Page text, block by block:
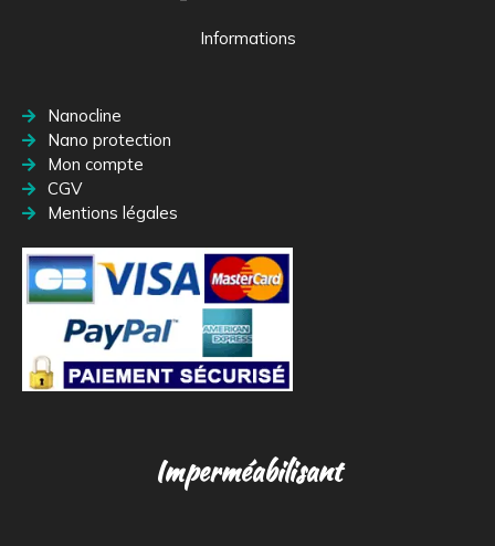
Informations
Nanocline
Nano protection
Mon compte
CGV
Mentions légales
Imperméabilisant